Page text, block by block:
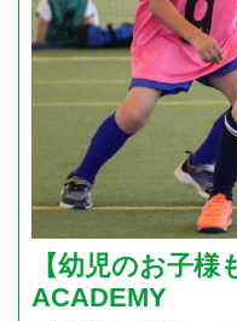
【幼児のお子様
ACADEMY